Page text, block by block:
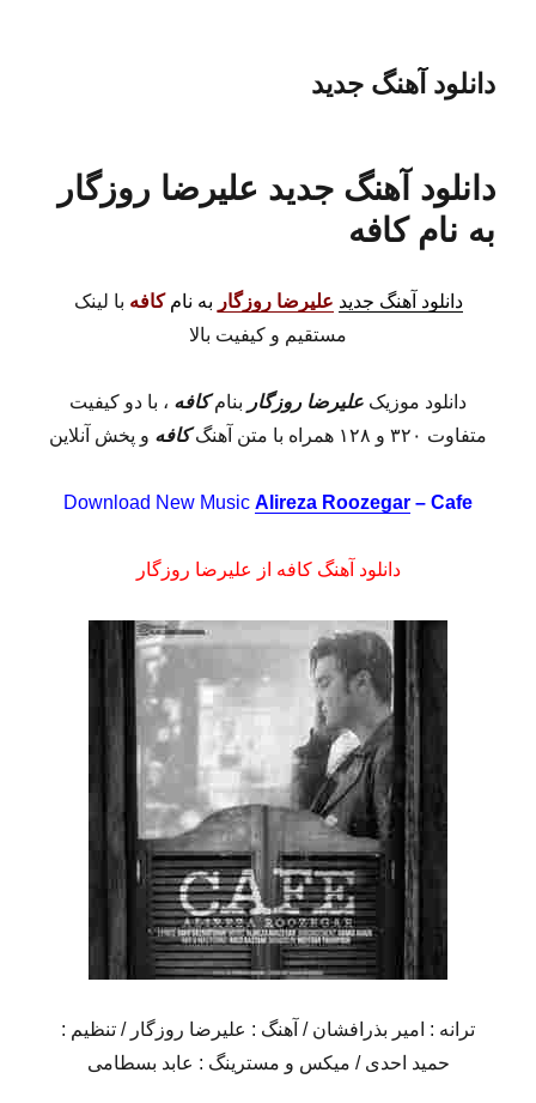
دانلود آهنگ جدید
دانلود آهنگ جدید علیرضا روزگار
به نام کافه
دانلود آهنگ جدید علیرضا روزگار به نامکافه با لینک
مستقیم و کیفیت بالا
دانلود موزیک علیرضا روزگار بنامکافه ، با دو کیفیت
متفاوت ۳۲۰ و ۱۲۸ همراه با متن آهنگ
کافه و پخش آنلاین
Download New Music Alireza Roozegar – Cafe
دانلود آهنگ کافه از علیرضا روزگار
ترانه : امیر بذرافشان / آهنگ : علیرضا روزگار / تنظیم :
حمید احدی / میکس و مسترینگ : عابد بسطامی